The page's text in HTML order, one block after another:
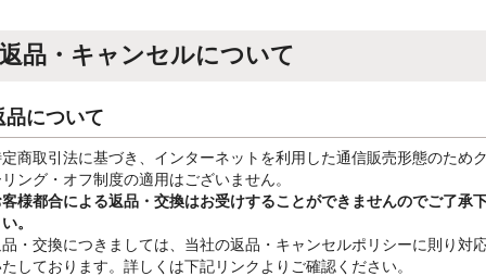
返品・キャンセルについて
品について
商取引法に基づき、インターネットを利用した通信販売形態のため
ング・オフ制度の適用はございません。
様都合による返品・交換はお受けすることができませんのでご了承
。
・交換につきましては、当社の返品・キャンセルポリシーに則り対
しております。詳しくは下記リンクよりご確認ください。